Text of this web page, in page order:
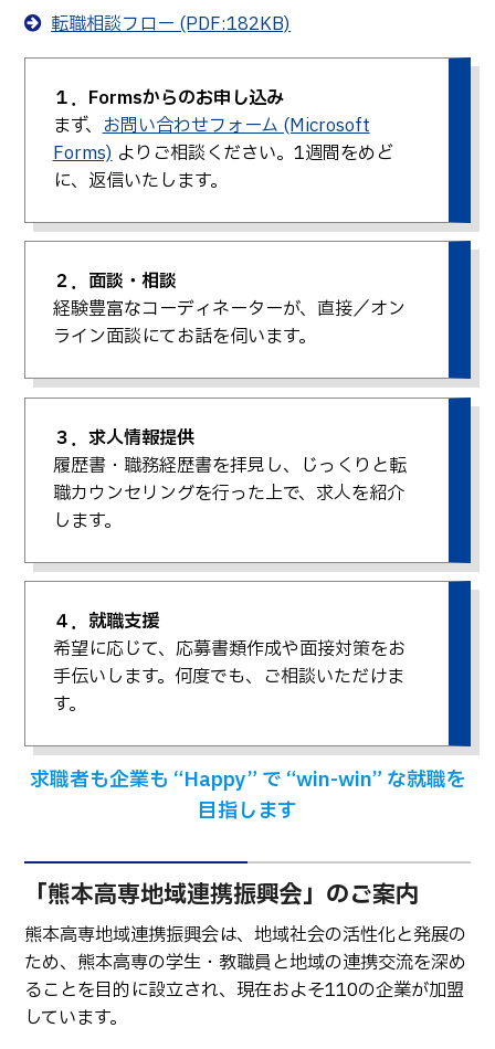
転職相談フロー (PDF:182KB)
１．Formsからのお申し込み
まず、 お問い合わせフォーム (Microsoft
Forms) よりご相談ください。1週間をめど
に、返信いたします。
２．面談・相談
経験豊富なコーディネーターが、直接／オン
ライン面談にてお話を伺います。
３．求人情報提供
履歴書・職務経歴書を拝見し、じっくりと転
職カウンセリングを行った上で、求人を紹介
します。
４．就職支援
希望に応じて、応募書類作成や面接対策をお
手伝いします。何度でも、ご相談いただけま
す。
求職者も企業も “Happy” で “win-win” な就職を
目指します
「熊本高専地域連携振興会」のご案内
熊本高専地域連携振興会は、地域社会の活性化と発展の
ため、熊本高専の学生・教職員と地域の連携交流を深め
ることを目的に設立され、現在およそ110の企業が加盟
しています。
卒業生の方へ